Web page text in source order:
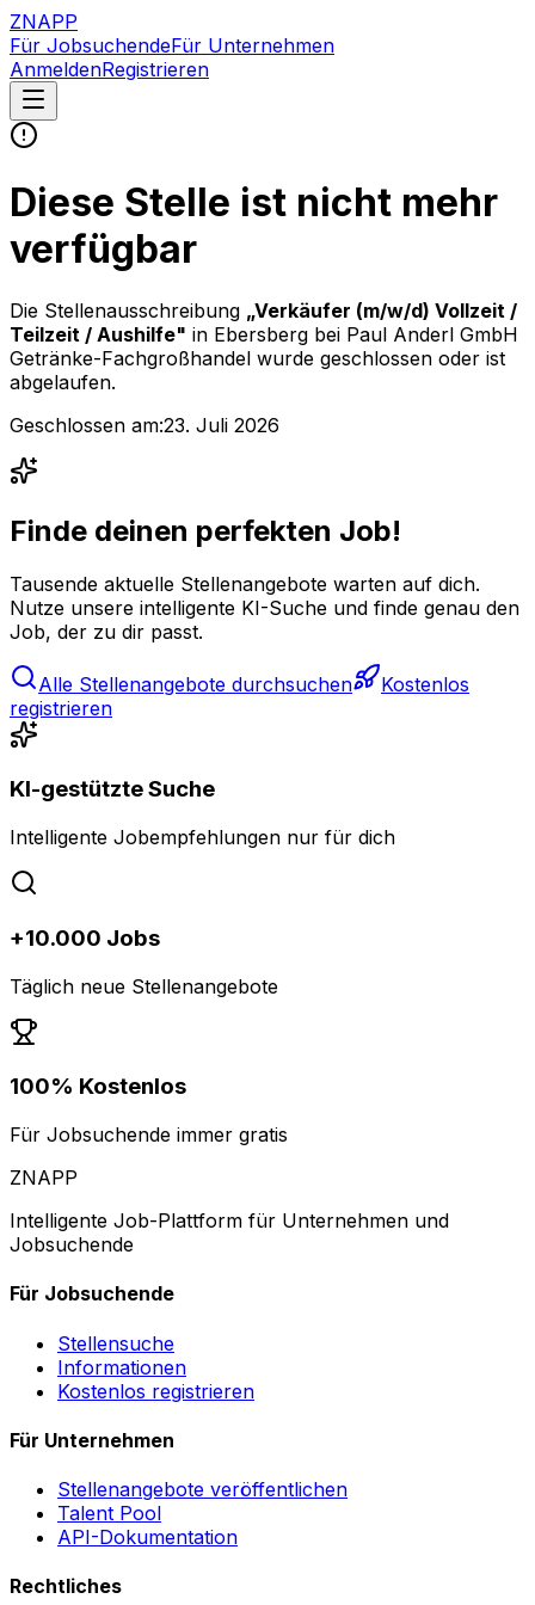
ZNAPP
Für JobsuchendeFür Unternehmen
AnmeldenRegistrieren
Diese Stelle ist nicht mehr
verfügbar
Die Stellenausschreibung „Verkäufer (m/w/d) Vollzeit /
Teilzeit / Aushilfe" in Ebersberg bei Paul Anderl GmbH
Getränke-Fachgroßhandel wurde geschlossen oder ist
abgelaufen.
Geschlossen am:23. Juli 2026
Finde deinen perfekten Job!
Tausende aktuelle Stellenangebote warten auf dich.
Nutze unsere intelligente KI-Suche und finde genau den
Job, der zu dir passt.
Alle Stellenangebote durchsuchen
Kostenlos
registrieren
KI-gestützte Suche
Intelligente Jobempfehlungen nur für dich
+10.000 Jobs
Täglich neue Stellenangebote
100% Kostenlos
Für Jobsuchende immer gratis
ZNAPP
Intelligente Job-Plattform für Unternehmen und
Jobsuchende
Für Jobsuchende
Stellensuche
Informationen
Kostenlos registrieren
Für Unternehmen
Stellenangebote veröffentlichen
Talent Pool
API-Dokumentation
Rechtliches